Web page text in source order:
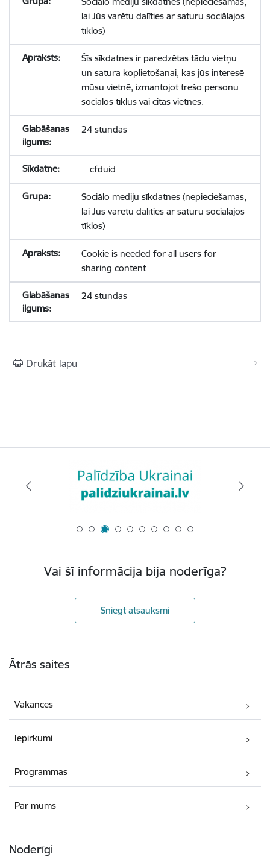
lai Jūs varētu dalīties ar saturu sociālajos
tīklos)
Šīs sīkdatnes ir paredzētas tādu vietņu
un satura koplietošanai, kas jūs interesē
mūsu vietnē, izmantojot trešo personu
sociālos tīklus vai citas vietnes.
24 stundas
__cfduid
Sociālo mediju sīkdatnes (nepieciešamas,
lai Jūs varētu dalīties ar saturu sociālajos
tīklos)
Cookie is needed for all users for
sharing content
24 stundas
Drukāt lapu
Vai šī informācija bija noderīga?
Sniegt atsauksmi
Ātrās saites
Vakances
Iepirkumi
Programmas
Par mums
Noderīgi